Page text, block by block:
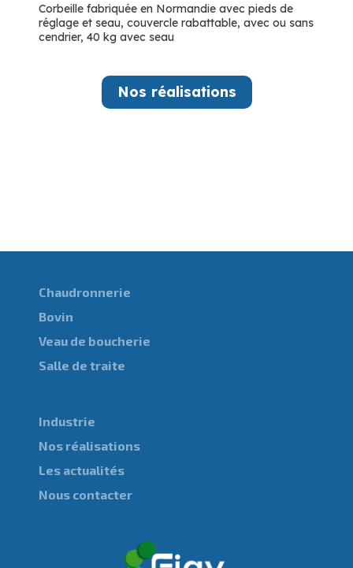
Corbeille fabriquée en Normandie avec pieds de
réglage et seau, couvercle rabattable, avec ou sans
cendrier, 40 kg avec seau
Nos réalisations
Chaudronnerie
Bovin
Veau de boucherie
Salle de traite
Industrie
Nos réalisations
Les actualités
Nous contacter